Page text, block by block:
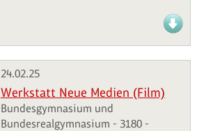
24.02.25
Werkstatt Neue Medien (Film)
Bundesgymnasium und
Bundesrealgymnasium - 3180 -